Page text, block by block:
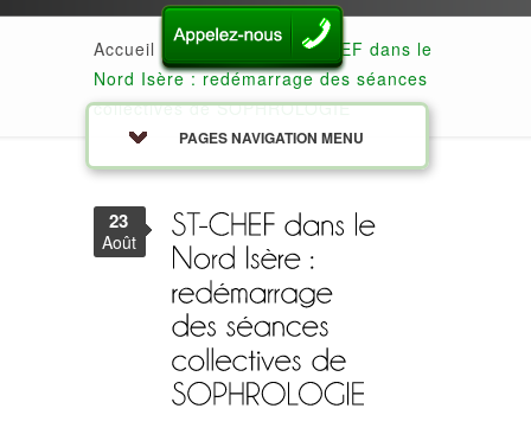
PAGES NAVIGATION MENU
Accueil » Actualités » ST-CHEF dans le
Nord Isère : redémarrage des séances
collectives de SOPHROLOGIE
23
Août